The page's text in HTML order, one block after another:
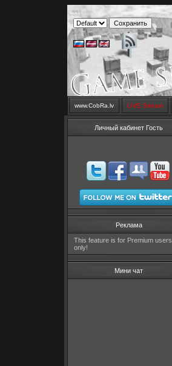
www.CobRa.lv LIVE Stream
Личный кабинет Гость
Реклама
This feature is for Premium users
only!
Мини чат